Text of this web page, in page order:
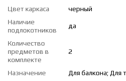
Цвет каркаса
черный
Наличие
подлокотников
да
Количество
предметов в
комплекте
2
Назначение
Для балкона; Для